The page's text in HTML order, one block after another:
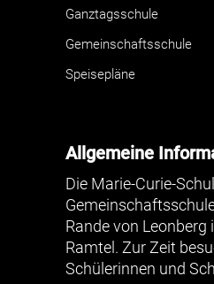
Ganztagsschule
Gemeinschaftsschule
Speisepläne
Allgemeine
Die Marie-Curie-
Rande von Leonberg
Ramtel. Zur Zeit
Schülerinnen und